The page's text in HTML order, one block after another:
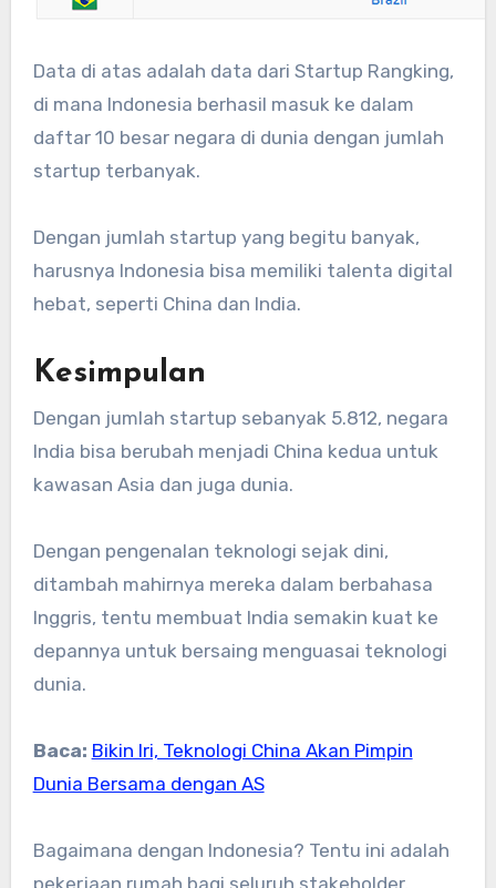
Data di atas adalah data dari Startup Rangking,
di mana Indonesia berhasil masuk ke dalam
daftar 10 besar negara di dunia dengan jumlah
startup terbanyak.
Dengan jumlah startup yang begitu banyak,
harusnya Indonesia bisa memiliki talenta digital
hebat, seperti China dan India.
Kesimpulan
Dengan jumlah startup sebanyak 5.812, negara
India bisa berubah menjadi China kedua untuk
kawasan Asia dan juga dunia.
Dengan pengenalan teknologi sejak dini,
ditambah mahirnya mereka dalam berbahasa
Inggris, tentu membuat India semakin kuat ke
depannya untuk bersaing menguasai teknologi
dunia.
Baca: Bikin Iri, Teknologi China Akan Pimpin
Dunia Bersama dengan AS
Bagaimana dengan Indonesia? Tentu ini adalah
pekerjaan rumah bagi seluruh stakeholder,